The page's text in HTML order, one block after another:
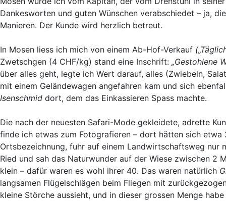
Dankesworten und guten Wünschen verabschiedet – ja,
Manieren. Der Kunde wird herzlich betreut.
In Mosen liess ich mich von einem Ab-Hof-Verkauf
Zwetschgen (4 CHF/kg) stand eine Inschrift: „Gestohlene
über alles geht, legte ich Wert darauf, alles (Zwiebeln,
mit einem Geländewagen angefahren kam und sich
Isenschmid dort, dem das Einkassieren Spass machte.
Die nach der neuesten Safari-Mode gekleidete, adrette
finde ich etwas zum Fotografieren – dort hätten sich
Ortsbezeichnung, fuhr auf einem Landwirtschaftsweg
Ried und sah das Naturwunder auf der Wiese zwischen 2
klein – dafür waren es wohl ihrer 40. Das waren natürlich
langsamen Flügelschlägen beim Fliegen mit
kleine Störche aussieht, und in dieser grossen Menge